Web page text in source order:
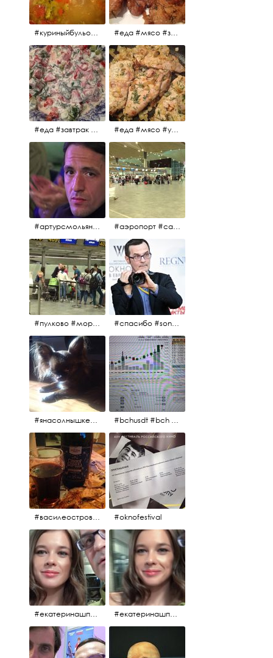
#куриныйбульон #лавровыйлист #помидоры #картофель #чеснок #лук #морковь #приправы #перецдушистый #курица #ужин #еда #сольповкусу #жёлтыйкарри #имбирь #кориандр #кокос #лимонныйсок #оливковоемасло #кумин #кайенскийперец #еда #мясо #завтрак #источниквдохновения #люблюготовить
#еда #завтрак #витамины #помидоры #укроп #огурцы #сметана #салат #еда #мясо #утро #завтрак #едакакисточниквдохновения
#артурсмольянинов @melnikovadsh #artursmolyaninov #аэропорт #санктпетербург #пулково #мореморе #моремолнцепесок #дваночи
#пулково #море #песок #лето #морепесоксолнце #дваночи #спасибо #sony #nikon #oknofestivsl @alex_kurov #aplgallery
#янасолнышкележу #янасолнышкогляжу #чихуахуа #bchusdt #bch #usdt #sell #buy #exchange #markets #bitcoincash #cryptocurrency #pump
#василеостровское #синяяборода #пиво #пивовобла #вобла #рыба #oknofestival
#екатеринашпица #шпица @ekaterinashpitsa #екатеринашпица #шпица @ekaterinashpitsa